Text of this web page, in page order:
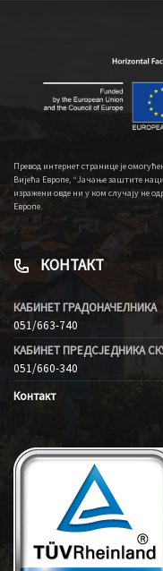
Превод интернет странице је
Вијећа Европе, “Јачање заштите
изражени овде ни у ком случају не
Европе.
КОНТАКТ
КАБИНЕТ ГРАДОНАЧЕЛНИКА
051/663-740
КАБИНЕТ ПРЕДСЈЕДНИКА
051/660-340
Контакт